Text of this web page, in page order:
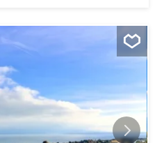
Haus bietet Ein grosses
Schlafzimmer Ein
Im unteren Stockwerk Ein
mit einer
sich zum Balkon und zum
Garten öffnet Eine offene
offen ist Ein Besucher-WC
Ein grosser Vorteil,